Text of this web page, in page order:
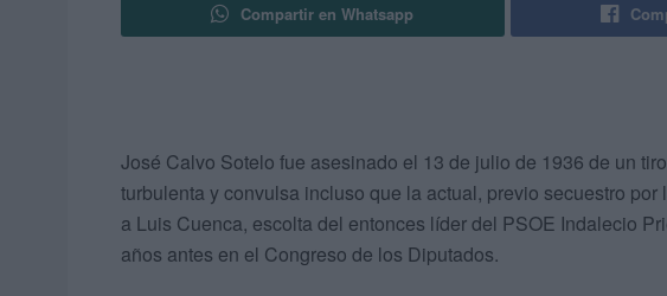
Compartir en Whatsapp
José Calvo Sotelo fue asesinado el 13 de julio de 1936 de un
turbulenta y convulsa incluso que la actual, previo secuestro
a Luis Cuenca, escolta del entonces líder del PSOE Indalecio
años antes en el Congreso de los Diputados.